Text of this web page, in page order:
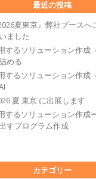
最近の投稿
夏東京』弊社ブース
ました
するソリューション作成
める
するソリューション作成
夏 東京 に出展します
するソリューション作成
すプログラム作成
カテゴリー